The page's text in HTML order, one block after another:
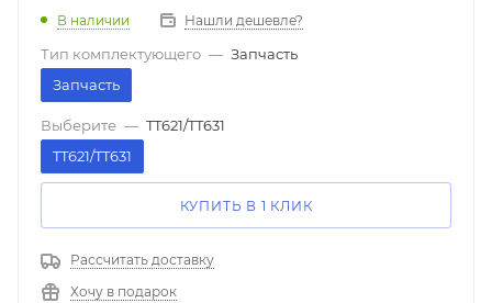
В наличии Нашли дешевле?
Тип комплектующего — Запчасть
Запчасть
Выберите — TT621/TT631
TT621/TT631
КУПИТЬ В 1 КЛИК
Рассчитать доставку
Хочу в подарок